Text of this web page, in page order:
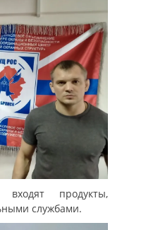
продукты,
службами.